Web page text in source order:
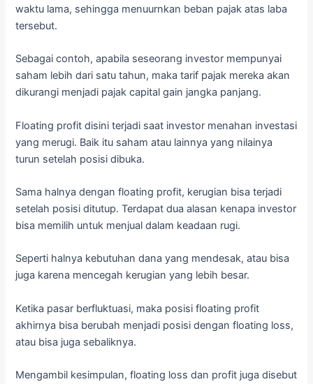
waktu lama, sehingga menuurnkan beban pajak atas laba
tersebut.
Sebagai contoh, apabila seseorang investor mempunyai
saham lebih dari satu tahun, maka tarif pajak mereka akan
dikurangi menjadi pajak capital gain jangka panjang.
Floating profit disini terjadi saat investor menahan investasi
yang merugi. Baik itu saham atau lainnya yang nilainya
turun setelah posisi dibuka.
Sama halnya dengan floating profit, kerugian bisa terjadi
setelah posisi ditutup. Terdapat dua alasan kenapa investor
bisa memilih untuk menjual dalam keadaan rugi.
Seperti halnya kebutuhan dana yang mendesak, atau bisa
juga karena mencegah kerugian yang lebih besar.
Ketika pasar berfluktuasi, maka posisi floating profit
akhirnya bisa berubah menjadi posisi dengan floating loss,
atau bisa juga sebaliknya.
Mengambil kesimpulan, floating loss dan profit juga disebut